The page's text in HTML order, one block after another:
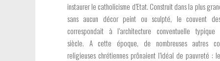
instaurer le catholicisme d’Etat. Construit dans la plus
sans aucun décor peint ou sculpté, le couvent
correspondait à l’architecture conventuelle
siècle. A cette époque, de nombreuses autres
religieuses chrétiennes prônaient l’idéal de pauvreté :